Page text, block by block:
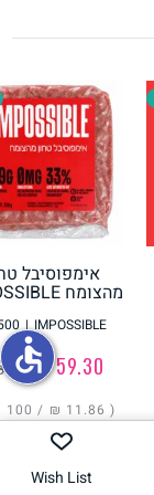
אימפוסיבל
מהצומח IMPOSSIBLE
| IMPOSSIBLE
‏68.00 ₪
( ‏11.86 ₪ / 100 גרם
הוסיפו
Wish List
accessible